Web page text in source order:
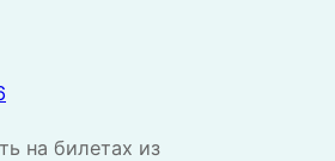
на билетах из